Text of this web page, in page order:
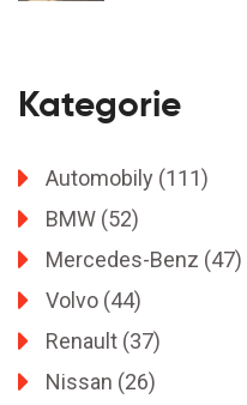
Kategorie
Automobily (111)
BMW (52)
Mercedes-Benz (47)
Volvo (44)
Renault (37)
Nissan (26)